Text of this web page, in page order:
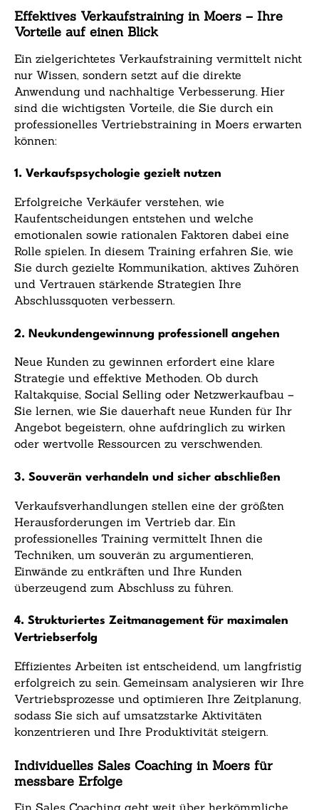
Effektives Verkaufstraining in Moers – Ihre
Vorteile auf einen Blick
Ein zielgerichtetes Verkaufstraining vermittelt nicht
nur Wissen, sondern setzt auf die direkte
Anwendung und nachhaltige Verbesserung. Hier
sind die wichtigsten Vorteile, die Sie durch ein
professionelles Vertriebstraining in Moers erwarten
können:
1. Verkaufspsychologie gezielt nutzen
Erfolgreiche Verkäufer verstehen, wie
Kaufentscheidungen entstehen und welche
emotionalen sowie rationalen Faktoren dabei eine
Rolle spielen. In diesem Training erfahren Sie, wie
Sie durch gezielte Kommunikation, aktives Zuhören
und Vertrauen stärkende Strategien Ihre
Abschlussquoten verbessern.
2. Neukundengewinnung professionell angehen
Neue Kunden zu gewinnen erfordert eine klare
Strategie und effektive Methoden. Ob durch
Kaltakquise, Social Selling oder Netzwerkaufbau –
Sie lernen, wie Sie dauerhaft neue Kunden für Ihr
Angebot begeistern, ohne aufdringlich zu wirken
oder wertvolle Ressourcen zu verschwenden.
3. Souverän verhandeln und sicher abschließen
Verkaufsverhandlungen stellen eine der größten
Herausforderungen im Vertrieb dar. Ein
professionelles Training vermittelt Ihnen die
Techniken, um souverän zu argumentieren,
Einwände zu entkräften und Ihre Kunden
überzeugend zum Abschluss zu führen.
4. Strukturiertes Zeitmanagement für maximalen
Vertriebserfolg
Effizientes Arbeiten ist entscheidend, um langfristig
erfolgreich zu sein. Gemeinsam analysieren wir Ihre
Vertriebsprozesse und optimieren Ihre Zeitplanung,
sodass Sie sich auf umsatzstarke Aktivitäten
konzentrieren und Ihre Produktivität steigern.
Individuelles Sales Coaching in Moers für
messbare Erfolge